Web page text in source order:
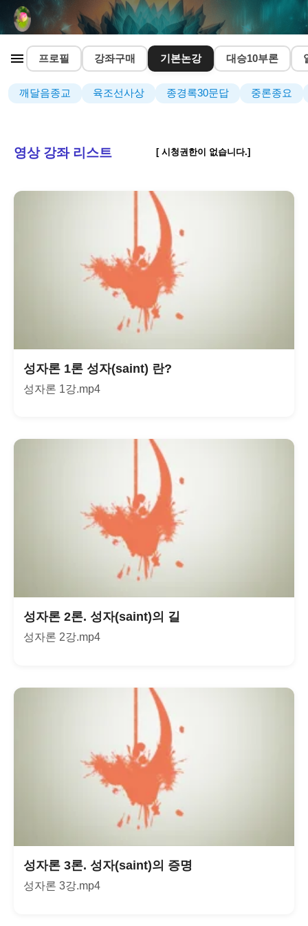
프로필 강좌구매 기본논강 대승10부론
깨달음종교 육조선사상 종경록30문답 중론종요
영상 강좌 리스트 [ 시청권한이 없습니다.]
성자론 1론 성자(saint) 란?
성자론 1강.mp4
성자론 2론. 성자(saint)의 길
성자론 2강.mp4
성자론 3론. 성자(saint)의 증명
성자론 3강.mp4